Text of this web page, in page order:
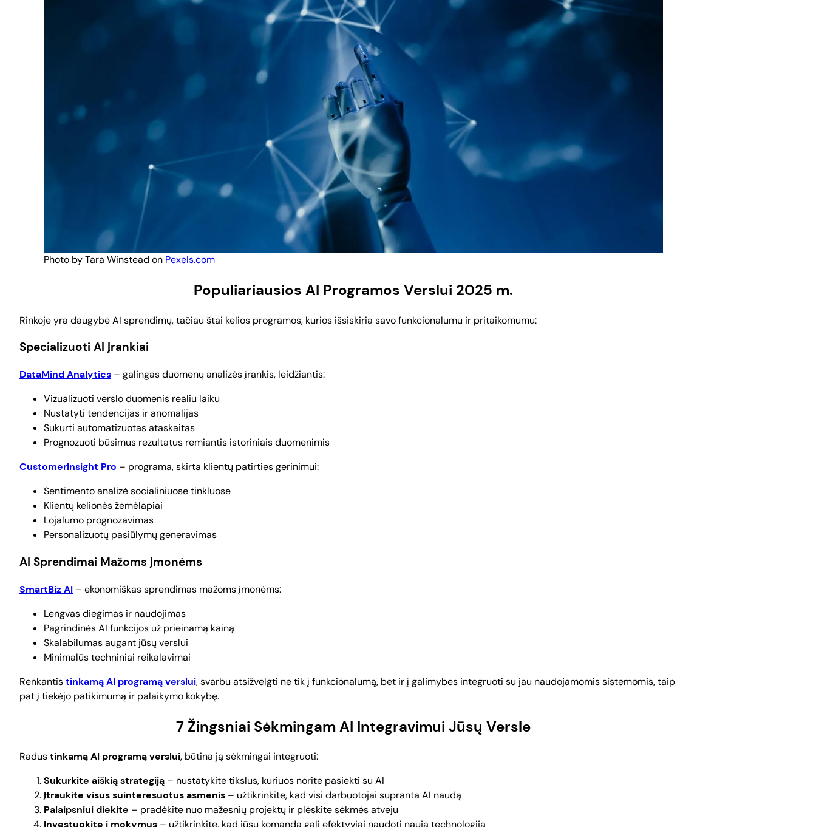
Photo by Tara Winstead on Pexels.com
Populiariausios AI Programos Verslui 2025 m.
Rinkoje yra daugybė AI sprendimų, tačiau štai kelios programos, kurios išsiskiria savo funkcionalumu ir pritaikomumu:
Specializuoti AI Įrankiai
DataMind Analytics – galingas duomenų analizės įrankis, leidžiantis:
Vizualizuoti verslo duomenis realiu laiku
Nustatyti tendencijas ir anomalijas
Sukurti automatizuotas ataskaitas
Prognozuoti būsimus rezultatus remiantis istoriniais duomenimis
CustomerInsight Pro – programa, skirta klientų patirties gerinimui:
Sentimento analizė socialiniuose tinkluose
Klientų kelionės žemėlapiai
Lojalumo prognozavimas
Personalizuotų pasiūlymų generavimas
AI Sprendimai Mažoms Įmonėms
SmartBiz AI – ekonomiškas sprendimas mažoms įmonėms:
Lengvas diegimas ir naudojimas
Pagrindinės AI funkcijos už prieinamą kainą
Skalabilumas augant jūsų verslui
Minimalūs techniniai reikalavimai
Renkantistinkamą AI programą verslui, svarbu atsižvelgti ne tik į funkcionalumą, bet ir į galimybes integruoti su jau naudojamomis sistemomis, taip
pat į tiekėjo patikimumą ir palaikymo kokybę.
7 Žingsniai Sėkmingam AI Integravimui Jūsų Versle
Radustinkamą AI programą verslui, būtina ją sėkmingai integruoti:
Sukurkite aiškią strategiją – nustatykite tikslus, kuriuos norite pasiekti su AI
Įtraukite visus suinteresuotus asmenis – užtikrinkite, kad visi darbuotojai supranta AI naudą
Palaipsniui diekite – pradėkite nuo mažesnių projektų ir plėskite sėkmės atveju